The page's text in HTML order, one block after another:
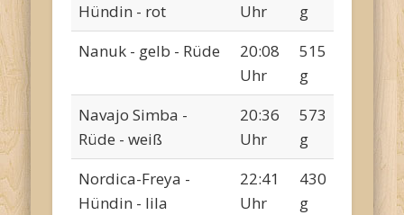
Hündin - rot
Uhr
g
Nanuk - gelb - Rüde
20:08
Uhr
515
g
Navajo Simba -
Rüde - weiß
20:36
Uhr
573
g
Nordica-Freya -
Hündin - lila
22:41
Uhr
430
g